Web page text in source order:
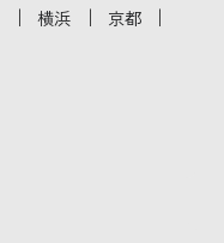
｜ 横浜 ｜ 京都 ｜